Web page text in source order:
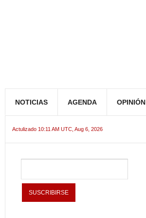
NOTICIAS AGENDA OPINIÓN
Actulizado 10:11 AM UTC, Aug 6, 2026